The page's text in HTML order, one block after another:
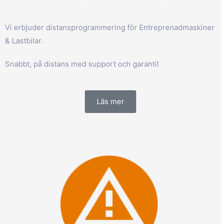
Vi erbjuder distansprogrammering för Entreprenadmaskiner
& Lastbilar.
Snabbt, på distans med support och garanti!
Läs mer